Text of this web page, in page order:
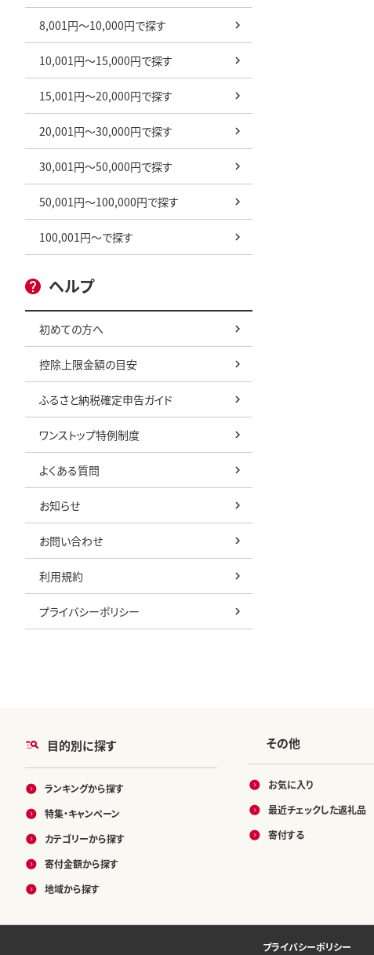
8,001円～10,000円で探す
10,001円～15,000円で探す
15,001円～20,000円で探す
20,001円～30,000円で探す
30,001円～50,000円で探す
50,001円～100,000円で探す
100,001円～で探す
ヘルプ
初めての方へ
控除上限金額の目安
ふるさと納税確定申告ガイド
ワンストップ特例制度
よくある質問
お知らせ
お問い合わせ
利用規約
プライバシーポリシー
目的別に探す
ランキングから探す
特集・キャンペーン
カテゴリーから探す
寄付金額から探す
地域から探す
その他
お気に入り
最近チェックした返礼品
寄付する
プライバシーポリシー